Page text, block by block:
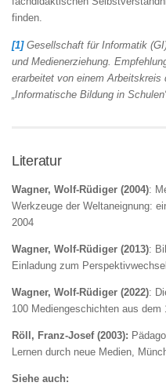
finden.
[1]Gesellschaft für Informatik
und Medienerziehung.
erarbeitet von einem
„Informatische Bildung in
Literatur
Wagner, Wolf-Rüdiger (2004):
Werkzeuge der Weltaneignung:
2004
Wagner, Wolf-Rüdiger (2013):
Einladung zum
Wagner, Wolf-Rüdiger (2022):
100 Mediengeschichten aus
Röll, Franz-Josef (2003):
Lernen durch neue Medien,
Siehe auch: